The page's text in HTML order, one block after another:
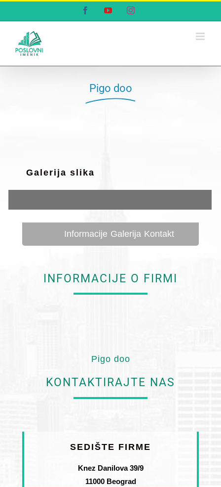
FacebookYouTubeInstagram
Pigo doo
Galerija slika
Informacije Galerija Kontakt
INFORMACIJE O FIRMI
Pigo doo
KONTAKTIRAJTE NAS
SEDIŠTE FIRME
Knez Danilova 39/9
11000 Beograd